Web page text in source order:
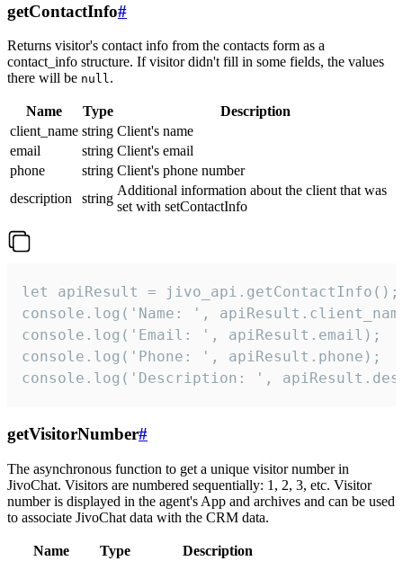
getContactInfo#
Returns visitor's contact info from the contacts form as a
contact_info structure. If visitor didn't fill in some fields, the values
there will be null.
Name Type
Description
client_name string Client's name
email
string Client's email
phone
string Client's phone number
description
string
Additional information about the client that was
set with setContactInfo
let apiResult = jivo_api.getContactInfo();
console.log('Name: ',
console.log('Email: ', apiResult.email);
console.log('Phone: ', apiResult.phone);
console.log('Description: ',
getVisitorNumber#
The asynchronous function to get a unique visitor number in
JivoChat. Visitors are numbered sequentially: 1, 2, 3, etc. Visitor
number is displayed in the agent's App and archives and can be used
to associate JivoChat data with the CRM data.
Name Type
Description